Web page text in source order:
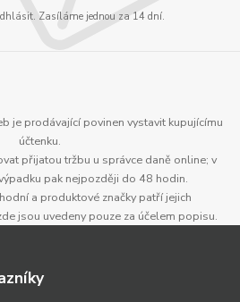
Zasíláme jednou za 14 dní.
je prodávající povinen vystavit kupujícímu
účtenku.
přijatou tržbu u správce daně online; v
pak nejpozději do 48 hodin.
a produktové značky patří jejich
jsou uvedeny pouze za účelem popisu.